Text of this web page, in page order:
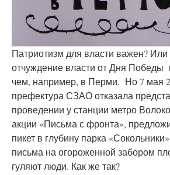
Патриотизм для власти важен?
отчуждение власти от Дня Победы
чем, например, в Перми. Но 7 мая
префектура СЗАО отказала
проведении у станции метро
акции «Письма с фронта»,
пикет в глубину парка
письма на огороженной забором
гуляют люди. Как же так?